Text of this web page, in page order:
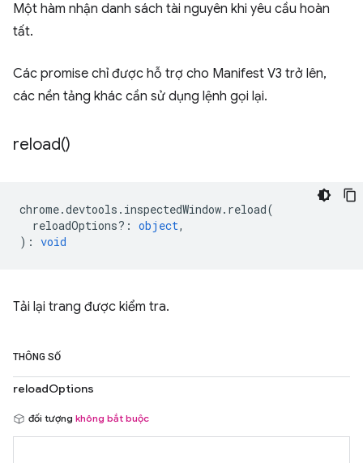
Một hàm nhận danh sách tài nguyên khi yêu cầu hoàn
tất.
Các promise chỉ được hỗ trợ cho Manifest V3 trở lên,
các nền tảng khác cần sử dụng lệnh gọi lại.
reload()
chrome.devtools . inspectedWindow. reload(
reloadOptions? : object,
) : void
Tải lại trang được kiểm tra.
THÔNG SỐ
reloadOptions
đối tượng không bắt buộc